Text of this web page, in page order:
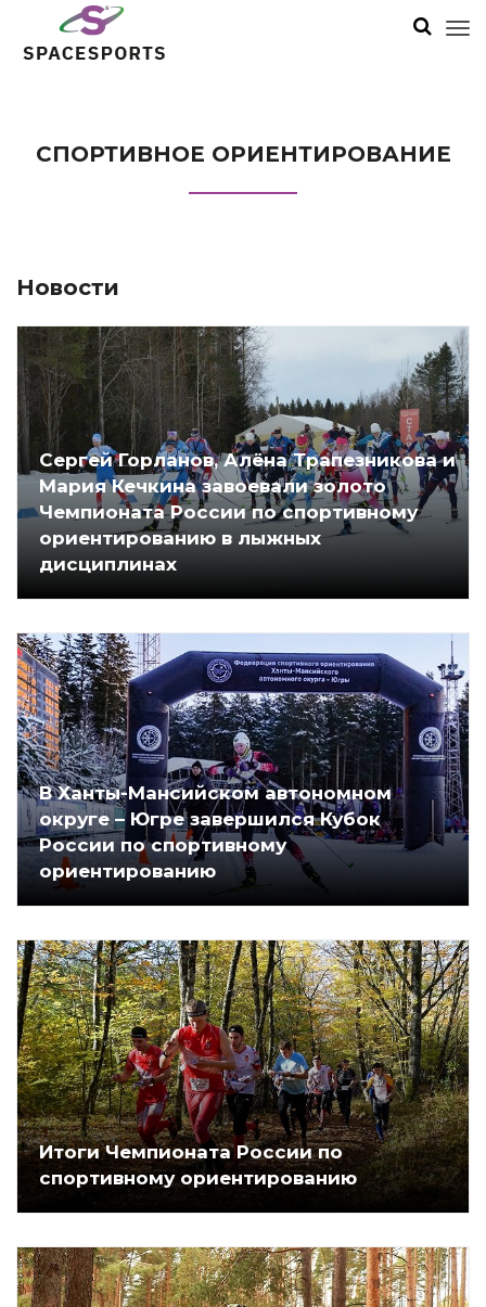
СПОРТИВНОЕ ОРИЕНТИРОВАНИЕ
Новости
Сергей Горланов, Алёна Трапезникова и
Мария Кечкина завоевали золото
Чемпионата России по спортивному
ориентированию в лыжных
дисциплинах
В Ханты-Мансийском автономном
округе – Югре завершился Кубок
России по спортивному
ориентированию
Итоги Чемпионата России по
спортивному ориентированию